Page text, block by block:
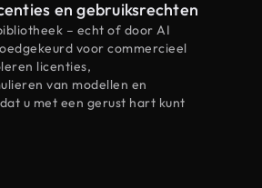
en gebruiksrechten
– echt of door AI
voor commercieel
licenties,
van modellen en
u met een gerust hart kunt